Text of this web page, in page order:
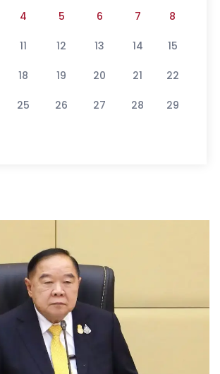
4 5 6 7 8
11 12 13 14 15
18 19 20 21 22
25 26 27 28 29